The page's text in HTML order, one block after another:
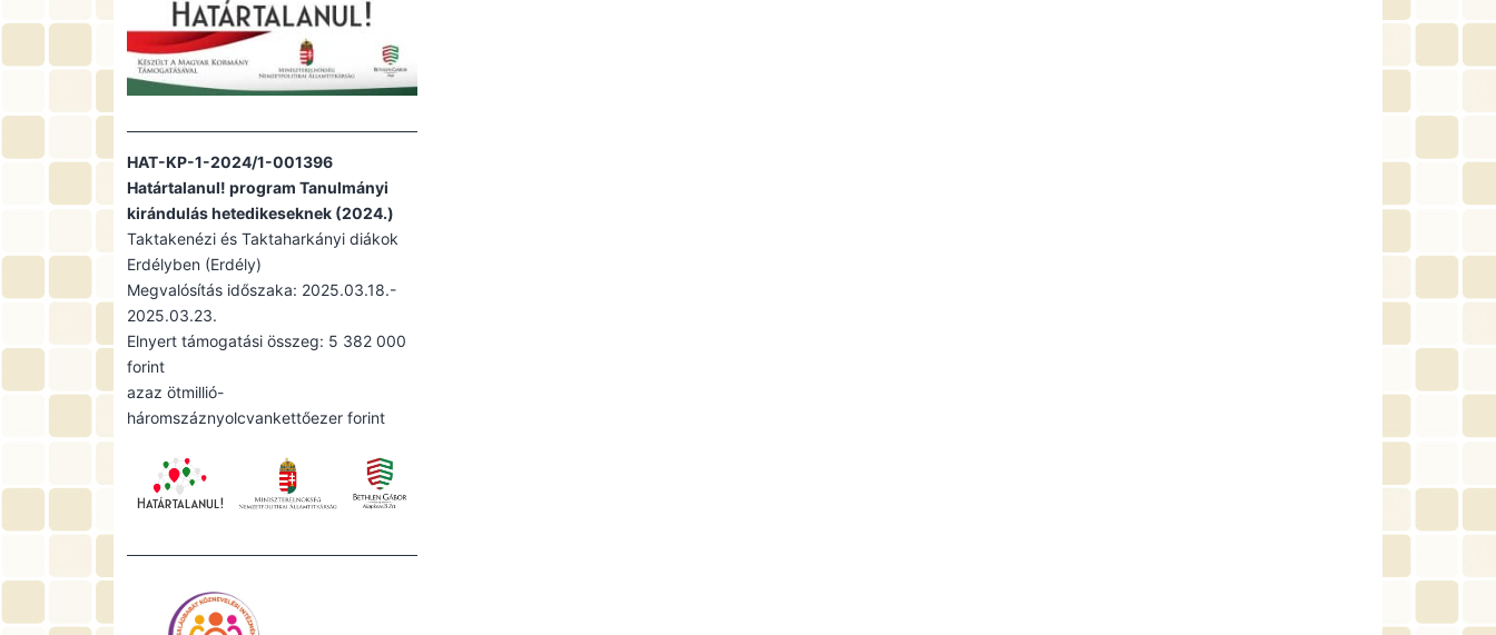
HAT-KP-1-2024/1-001396
Határtalanul! program Tanulmányi
kirándulás hetedikeseknek (2024.)
Taktakenézi és Taktaharkányi diákok
Erdélyben (Erdély)
Megvalósítás időszaka: 2025.03.18.-
2025.03.23.
Elnyert támogatási összeg: 5 382 000
forint
azaz ötmillió-
háromszáznyolcvankettőezer forint